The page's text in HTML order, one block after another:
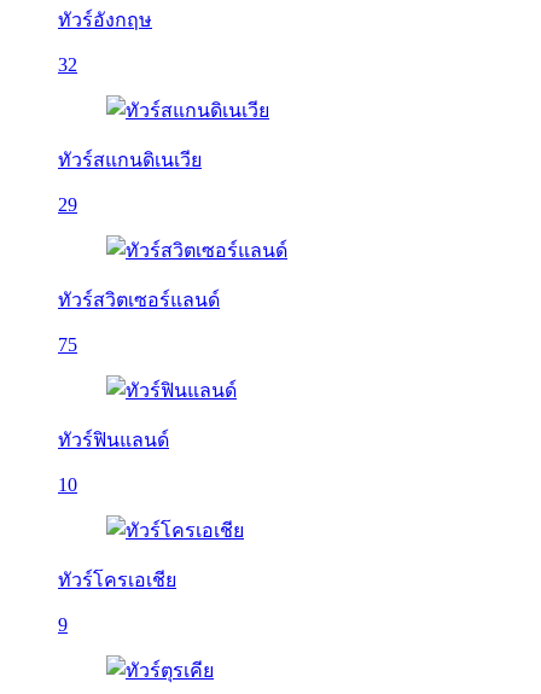
ทัวร์อังกฤษ
32
ทัวร์สแกนดิเนเวีย
29
ทัวร์สวิตเซอร์แลนด์
75
ทัวร์ฟินแลนด์
10
ทัวร์โครเอเชีย
9